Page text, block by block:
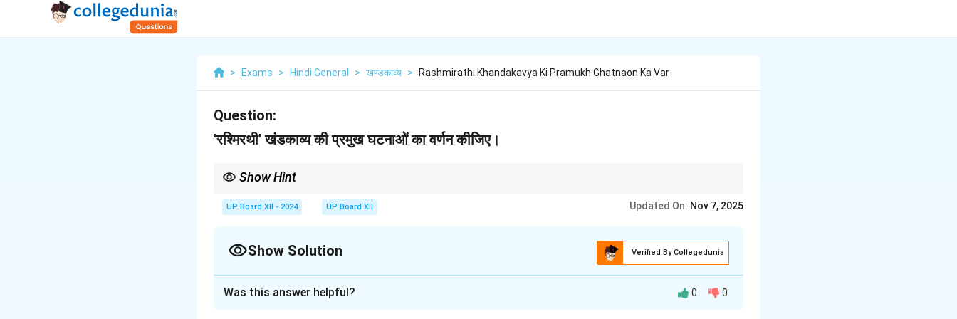
> Exams > Hindi General > खण्डकाव्य > Rashmirathi Khandakavya Ki Pramukh Ghatnaon Ka Var
Question:
'रश्मिरथी' खंडकाव्य की प्रमुख घटनाओं का वर्णन कीजिए।
Show Hint
UP Board XII - 2024 UP Board XII Updated On: Nov 7, 2025
Show Solution Verified By Collegedunia
Was this answer helpful? 0 0